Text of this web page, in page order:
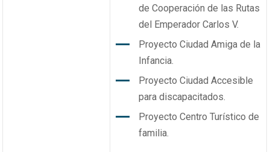
de Cooperación de las Rutas
del Emperador Carlos V.
Proyecto Ciudad Amiga de la
Infancia.
Proyecto Ciudad Accesible
para discapacitados.
Proyecto Centro Turístico de
familia.